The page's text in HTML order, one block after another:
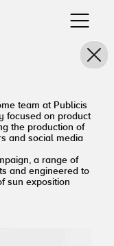
team at Publicis
focused on product
the production of
and social media
a range of
and engineered to
sun exposition